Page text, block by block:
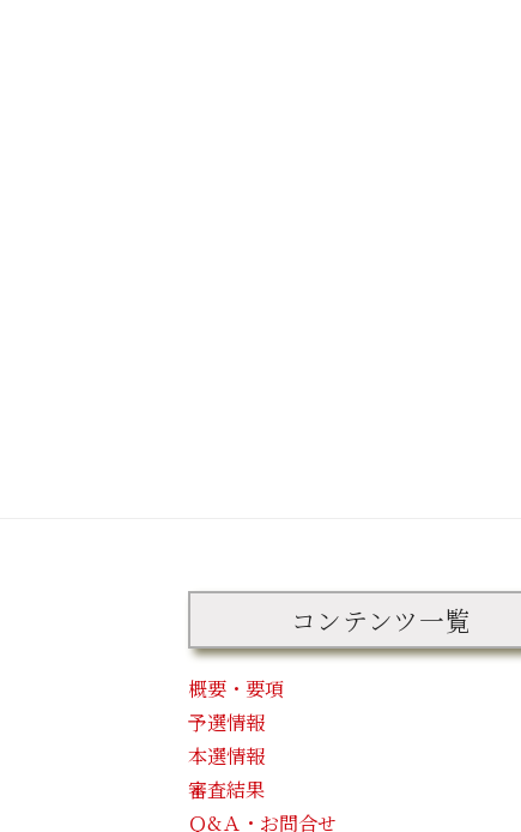
コンテンツ一覧
概要・要項
予選情報
本選情報
審査結果
Ｑ&Ａ・お問合せ